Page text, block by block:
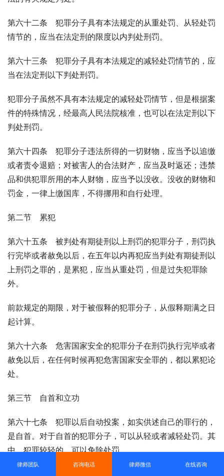
第六十二条　犯罪分子具有本法规定的从重处罚、从轻处罚
情节的，应当在法定刑的限度以内判处刑罚。
第六十三条　犯罪分子具有本法规定的减轻处罚情节的，应
当在法定刑以下判处刑罚。
犯罪分子虽然不具有本法规定的减轻处罚情节，但是根据案
件的特殊情况，经最高人民法院核准，也可以在法定刑以下
判处刑罚。
第六十四条　犯罪分子违法所得的一切财物，应当予以追缴
或者责令退赔；对被害人的合法财产，应当及时返还；违禁
品和供犯罪所用的本人财物，应当予以没收。没收的财物和
罚金，一律上缴国库，不得挪用和自行处理。
第二节　累犯
第六十五条　被判处有期徒刑以上刑罚的犯罪分子，刑罚执
行完毕或者赦免以后，在五年以内再犯应当判处有期徒刑以
上刑罚之罪的，是累犯，应当从重处罚，但是过失犯罪除
外。
前款规定的期限，对于被假释的犯罪分子，从假释期满之日
起计算。
第六十六条　危害国家安全的犯罪分子在刑罚执行完毕或者
赦免以后，在任何时候再犯危害国家安全罪的，都以累犯论
处。
第三节　自首和立功
第六十七条　犯罪以后自动投案，如实供述自己的罪行的，
是自首。对于自首的犯罪分子，可以从轻或者减轻处罚。其
中，犯罪较轻的，可以免除处罚。
律师团队 咨询电话 律师微信 在线咨询